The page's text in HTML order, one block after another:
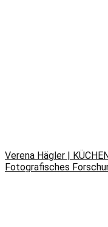
Verena Hägler |
Fotografisches